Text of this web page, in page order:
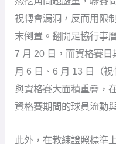
視轉會漏洞，反而用限
末倒置。翻開足協行事
7 月 20 日，而資格賽
月 6 日、6 月 13 日（
與資格賽大面積重疊，
資格賽期間的球員流動
此外，在教練證照標準